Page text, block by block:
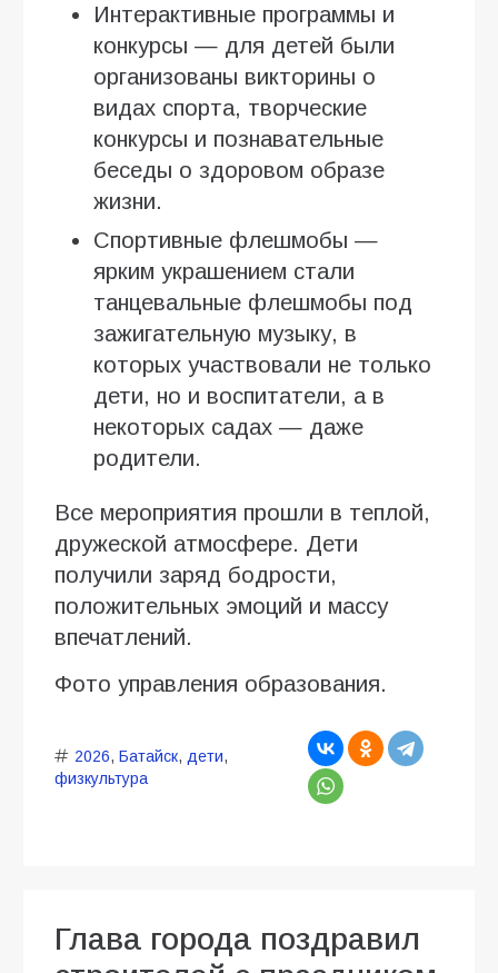
Интерактивные программы и
конкурсы — для детей были
организованы викторины о
видах спорта, творческие
конкурсы и познавательные
беседы о здоровом образе
жизни.
Спортивные флешмобы —
ярким украшением стали
танцевальные флешмобы под
зажигательную музыку, в
которых участвовали не только
дети, но и воспитатели, а в
некоторых садах — даже
родители.
Все мероприятия прошли в теплой,
дружеской атмосфере. Дети
получили заряд бодрости,
положительных эмоций и массу
впечатлений.
Фото управления образования.
2026, Батайск, дети,
физкультура
Глава города поздравил